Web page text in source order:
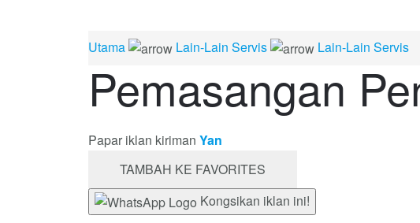
Utama Lain-Lain Servis Lain-Lain Servis
Pemasangan
Papar iklan kiriman Yan
TAMBAH KE FAVORITES
Kongsikan iklan ini!